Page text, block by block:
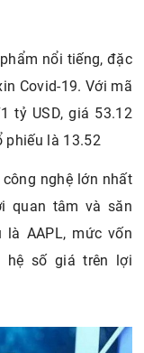
nổi tiếng, đặc
Covid-19. Với mã
tỷ USD, giá 53.12
phiếu là 13.52
nghệ lớn nhất
quan tâm và săn
AAPL, mức vốn
hệ số giá trên lợi